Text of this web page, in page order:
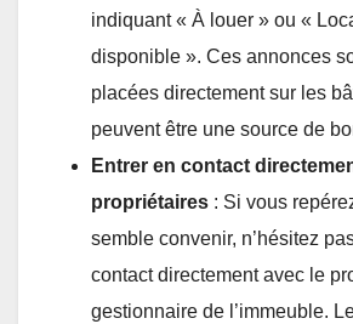
indiquant « À louer » ou «
disponible ». Ces annonces
placées directement sur les
peuvent être une source de
Entrer en contact
propriétaires : Si vous
semble convenir, n’hésitez
contact directement avec le
gestionnaire de l’immeuble.